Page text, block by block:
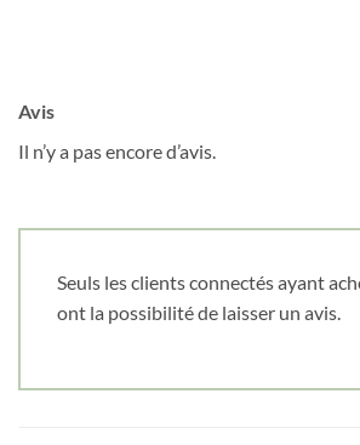
Avis
Il n’y a pas encore d’avis.
Seuls les clients connectés ayant
ont la possibilité de laisser un avis.